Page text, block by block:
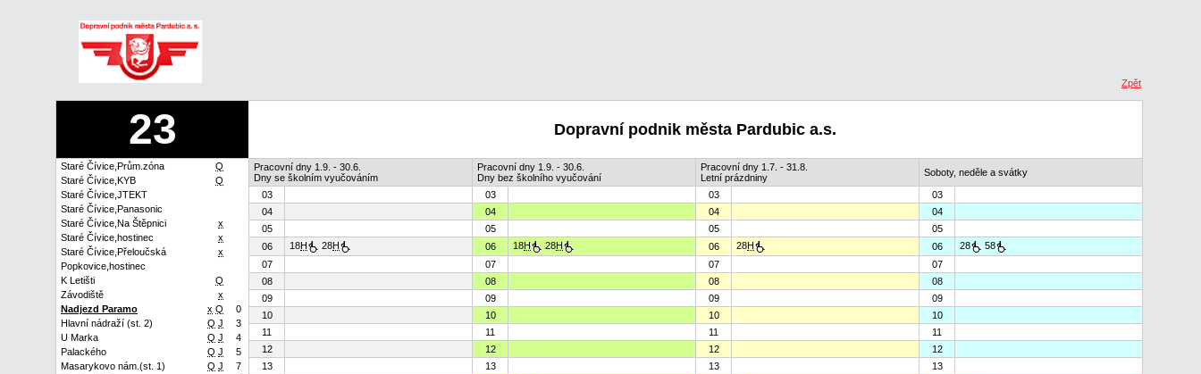
Zpět
23 Dopravní podnik města Pardubic a.s.
Staré Čívice,Prům.zóna
Q
Staré Čívice,KYB
Q
Staré Čívice,JTEKT
Staré Čívice,Panasonic
Staré Čívice,Na Štěpnici
x
Staré Čívice,hostinec
x
Staré Čívice,Přeloučská
x
Popkovice,hostinec
K Letišti
Q
Závodiště
x
Nadjezd Paramo
x Q
0
Hlavní nádraží (st. 2)
Q J
3
U Marka
Q J
4
Palackého
Q J
5
Masarykovo nám.(st. 1)
Q J
7
Pracovní dny 1.9. - 30.6.
Dny se školním vyučováním
Pracovní dny 1.9. - 30.6.
Dny bez školního vyučování
Pracovní dny 1.7. - 31.8.
Letní prázdniny
Soboty, neděle a svátky
03 03 03
03
04
04 04
04
05
05 05
05
06
18H 28H 06 18H 28H 06 28H 06 28
58
07
07 07
07
08
08 08
08
09
09 09
09
10
10 10
10
11
11 11
11
12
12 12
12
13
13 13
13